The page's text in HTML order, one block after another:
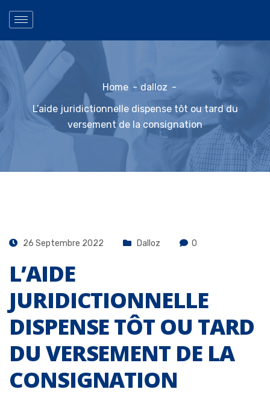
Home
dalloz
L’aide juridictionnelle dispense tôt ou tard du
versement de la consignation
26 Septembre 2022 Dalloz 0
L’AIDE
JURIDICTIONNELLE
DISPENSE TÔT OU TARD
DU VERSEMENT DE LA
CONSIGNATION